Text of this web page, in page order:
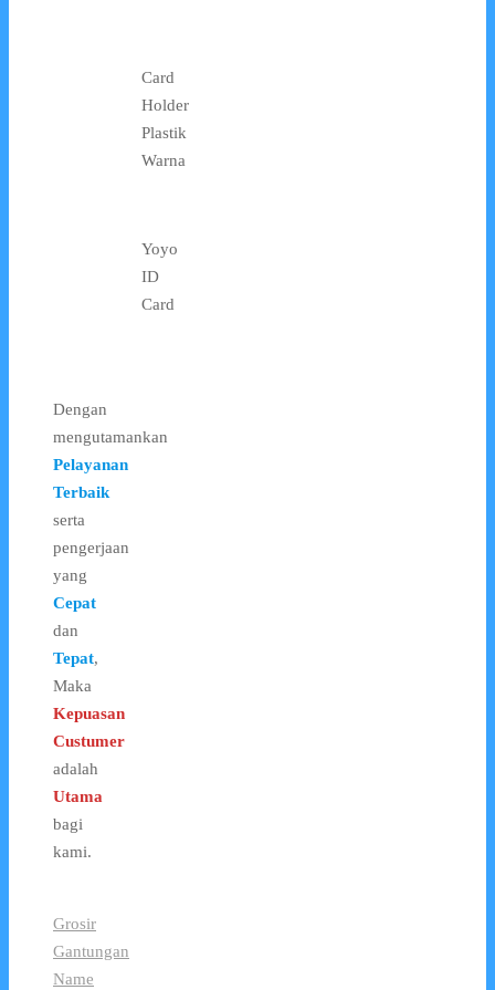
Card
Holder
Plastik
Warna
Yoyo
ID
Card
Dengan
mengutamankan
Pelayanan
Terbaik
serta
pengerjaan
yang
Cepat
dan
Tepat,
Maka
Kepuasan
Custumer
adalah
Utama
bagi
kami.
Grosir
Gantungan
Name